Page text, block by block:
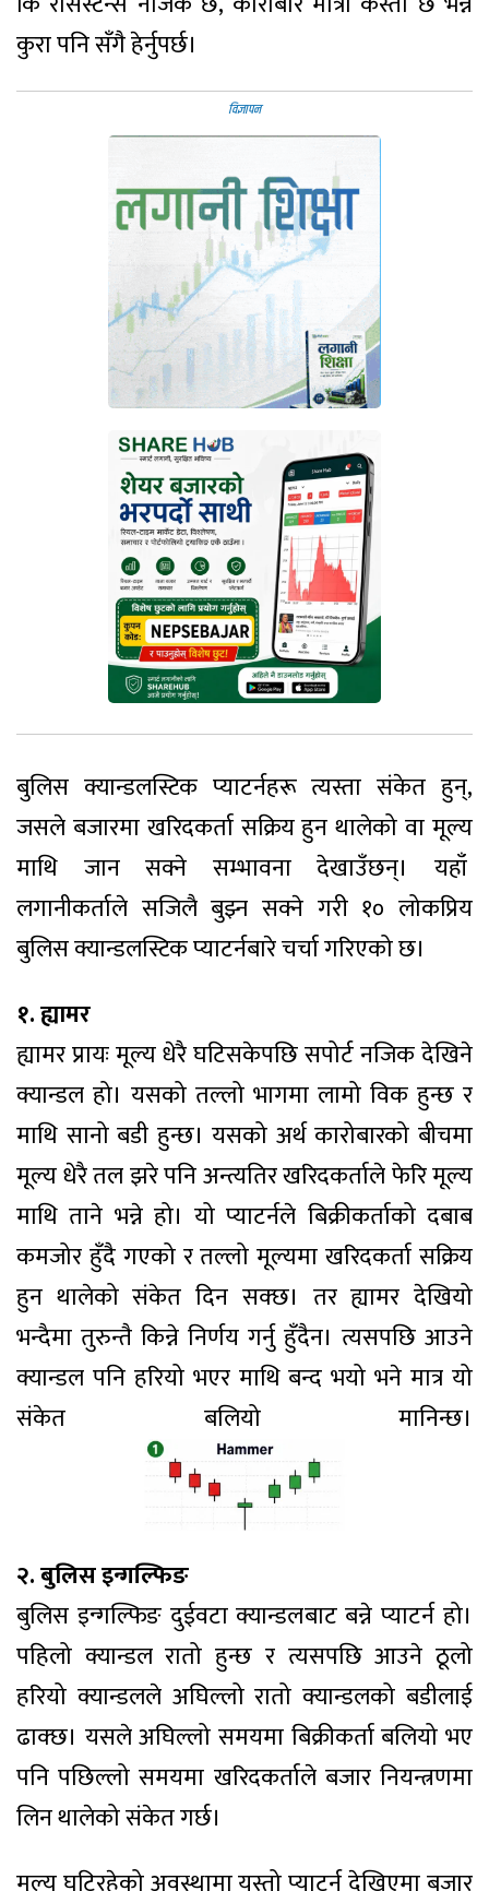
कुरा पनि सँगै हेर्नुपर्छ।
बुलिस क्यान्डलस्टिक प्याटर्नहरू त्यस्ता संकेत हुन्,
जसले बजारमा खरिदकर्ता सक्रिय हुन थालेको वा मूल्य
माथि जान सक्ने सम्भावना देखाउँछन्। यहाँ
लगानीकर्ताले सजिलै बुझ्न सक्ने गरी १० लोकप्रिय
बुलिस क्यान्डलस्टिक प्याटर्नबारे चर्चा गरिएको छ।
१. ह्यामर
ह्यामर प्रायः मूल्य धेरै घटिसकेपछि सपोर्ट नजिक देखिने
क्यान्डल हो। यसको तल्लो भागमा लामो विक हुन्छ र
माथि सानो बडी हुन्छ। यसको अर्थ कारोबारको बीचमा
मूल्य धेरै तल झरे पनि अन्त्यतिर खरिदकर्ताले फेरि मूल्य
माथि ताने भन्ने हो। यो प्याटर्नले बिक्रीकर्ताको दबाब
कमजोर हुँदै गएको र तल्लो मूल्यमा खरिदकर्ता सक्रिय
हुन थालेको संकेत दिन सक्छ। तर ह्यामर देखियो
भन्दैमा तुरुन्तै किन्ने निर्णय गर्नु हुँदैन। त्यसपछि आउने
क्यान्डल पनि हरियो भएर माथि बन्द भयो भने मात्र यो
संकेत बलियो मानिन्छ।
२. बुलिस इन्गल्फिङ
बुलिस इन्गल्फिङ दुईवटा क्यान्डलबाट बन्ने प्याटर्न हो।
पहिलो क्यान्डल रातो हुन्छ र त्यसपछि आउने ठूलो
हरियो क्यान्डलले अघिल्लो रातो क्यान्डलको बडीलाई
ढाक्छ। यसले अघिल्लो समयमा बिक्रीकर्ता बलियो भए
पनि पछिल्लो समयमा खरिदकर्ताले बजार नियन्त्रणमा
लिन थालेको संकेत गर्छ।